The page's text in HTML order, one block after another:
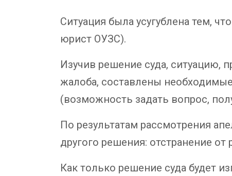
Ситуация была усугублена тем,
юрист ОУЗС).
Изучив решение суда, ситуацию,
жалоба, составлены
(возможность задать вопрос,
По результатам рассмотрения
другого решения: отстранение
Как только решение суда будет